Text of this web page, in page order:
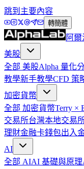
跳到主要內容
轉簡體
阿
美股
全部 美股Alpha 量化
教學新手教學CFD 策
加密貨幣
全部 加密貨幣Terry ×
交易所台灣本地交易
理財金融卡錢包出入
AI
全部 AIAI 基礎與原理